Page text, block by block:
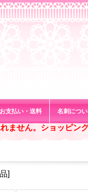
お支払い・送料 名刺につ
ません。ショッピン
]